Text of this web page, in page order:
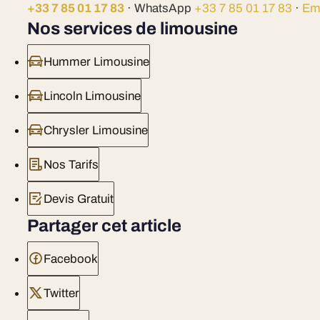
+33 7 85 01 17 83 · WhatsApp +33 7 85 01 17 83 ·
Nos services de limousine
Hummer Limousine
Lincoln Limousine
Chrysler Limousine
Nos Tarifs
Devis Gratuit
Partager cet article
Facebook
Twitter